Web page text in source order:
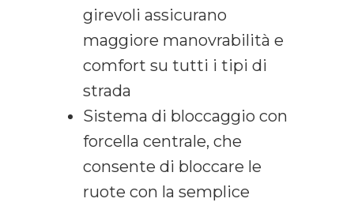
girevoli assicurano
maggiore manovrabilità e
comfort su tutti i tipi di
strada
Sistema di bloccaggio con
forcella centrale, che
consente di bloccare le
ruote con la semplice